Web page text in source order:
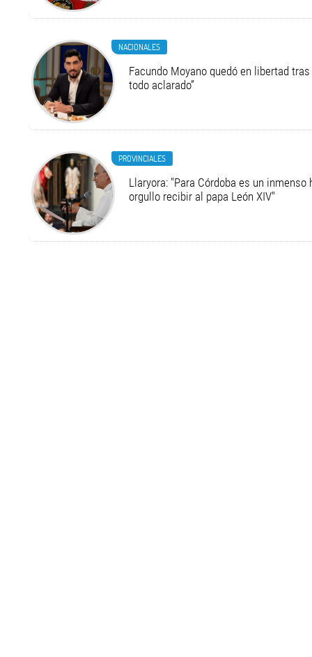
NACIONALES
Facundo Moyano quedó en libertad
todo aclarado”
PROVINCIALES
Llaryora: "Para Córdoba es un inmenso
orgullo recibir al papa León XIV"